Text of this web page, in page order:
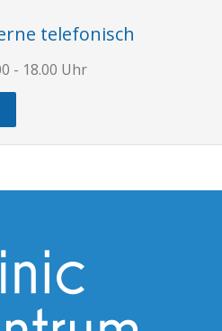
telefonisch
- 18.00 Uhr